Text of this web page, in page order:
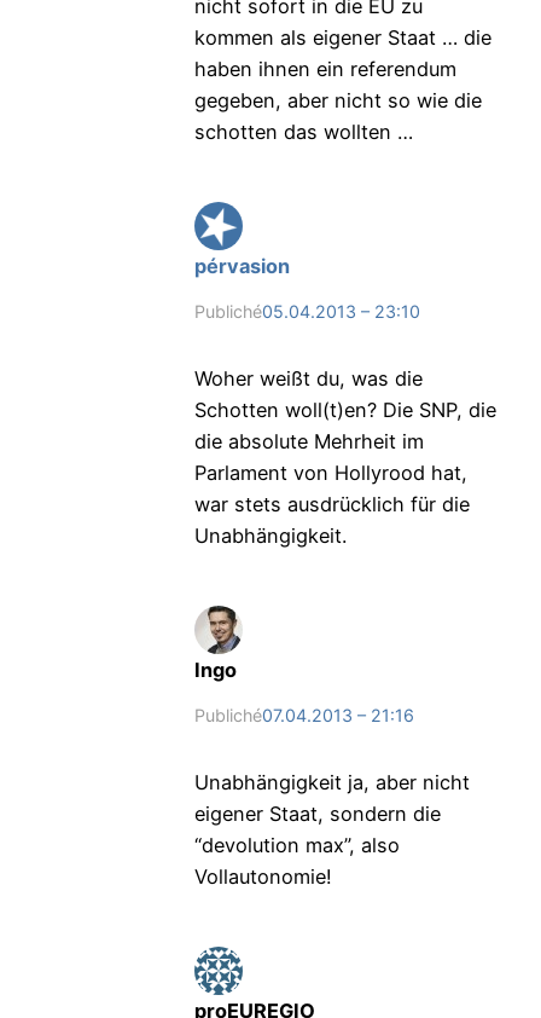
nicht sofort in die EU zu
kommen als eigener Staat … die
haben ihnen ein referendum
gegeben, aber nicht so wie die
schotten das wollten …
pérvasion
Publiché05.04.2013 – 23:10
Woher weißt du, was die
Schotten woll(t)en? Die SNP, die
die absolute Mehrheit im
Parlament von Hollyrood hat,
war stets ausdrücklich für die
Unabhängigkeit.
Ingo
Publiché07.04.2013 – 21:16
Unabhängigkeit ja, aber nicht
eigener Staat, sondern die
“devolution max”, also
Vollautonomie!
proEUREGIO